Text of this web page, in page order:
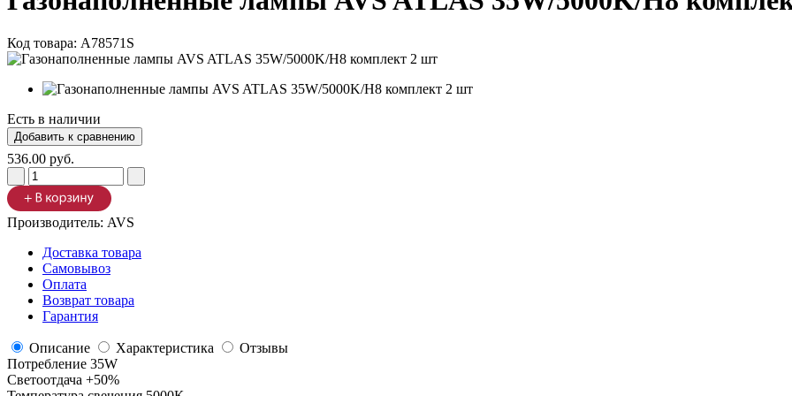
Код товара: A78571S
Есть в наличии
536.00 руб.
Производитель: AVS
Доставка товара
Самовывоз
Оплата
Возврат товара
Гарантия
Описание Характеристика
Отзывы
Потребление 35W
Светоотдача +50%